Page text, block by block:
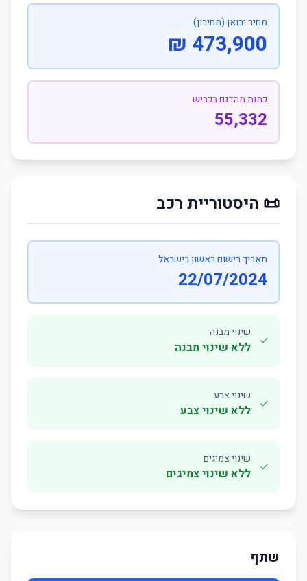
מחיר יבואן (מחירון)
473,900 ₪
כמות מהדגם בכביש
55,332
📜 היסטוריית רכב
תאריך רישום ראשון בישראל
22/07/2024
✓
שינוי מבנה
ללא שינוי מבנה
✓
שינוי צבע
ללא שינוי צבע
✓
שינוי צמיגים
ללא שינוי צמיגים
שתף